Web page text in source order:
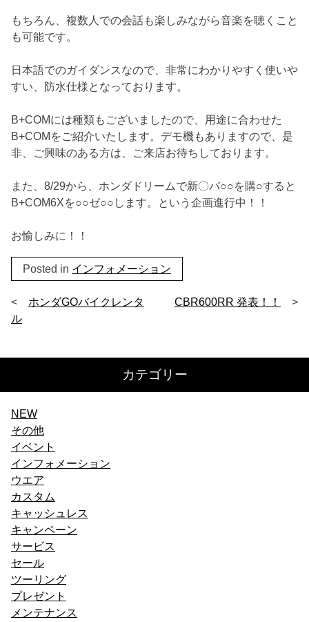
もちろん、複数人での会話も楽しみながら音楽を聴くこと
も可能です。
日本語でのガイダンスなので、非常にわかりやすく使いや
すい、防水仕様となっております。
B+COMには種類もございましたので、用途に合わせた
B+COMをご紹介いたします。デモ機もありますので、是
非、ご興味のある方は、ご来店お待ちしております。
また、8/29から、ホンダドリームで新〇バ○○を購○すると
B+COM6Xを○○ゼ○○します。という企画進行中！！
お愉しみに！！
Posted in インフォメーション
投
ナ
ゲ
ー
シ
ョ
ン
ホンダGOバイクレンタ
ル
CBR600RR 発表！！
カテゴリー
NEW
その他
イベント
インフォメーション
ウエア
カスタム
キャッシュレス
キャンペーン
サービス
セール
ツーリング
プレゼント
メンテナンス